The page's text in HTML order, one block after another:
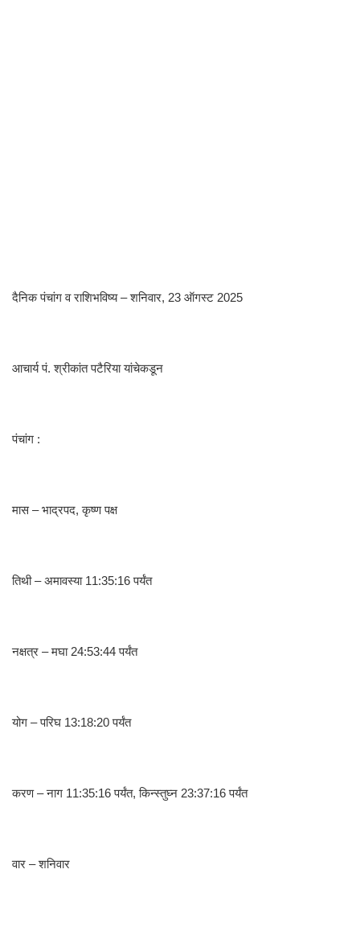
दैनिक पंचांग व राशिभविष्य – शनिवार, 23 ऑगस्ट 2025
आचार्य पं. श्रीकांत पटैरिया यांचेकडून
पंचांग :
मास – भाद्रपद, कृष्ण पक्ष
तिथी – अमावस्या 11:35:16 पर्यंत
नक्षत्र – मघा 24:53:44 पर्यंत
योग – परिघ 13:18:20 पर्यंत
करण – नाग 11:35:16 पर्यंत, किन्स्तुघ्न 23:37:16 पर्यंत
वार – शनिवार